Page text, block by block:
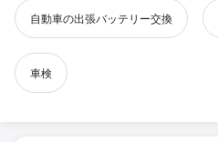
自動車の出張バッテリー交換
車検